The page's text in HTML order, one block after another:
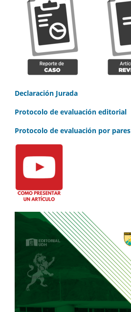
Declaración Jurada
Protocolo de evaluación editorial
Protocolo de evaluación por pares